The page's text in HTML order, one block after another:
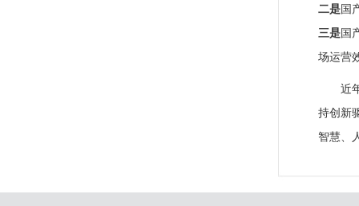
二是国
三是国
场运营
近
持创新
智慧、